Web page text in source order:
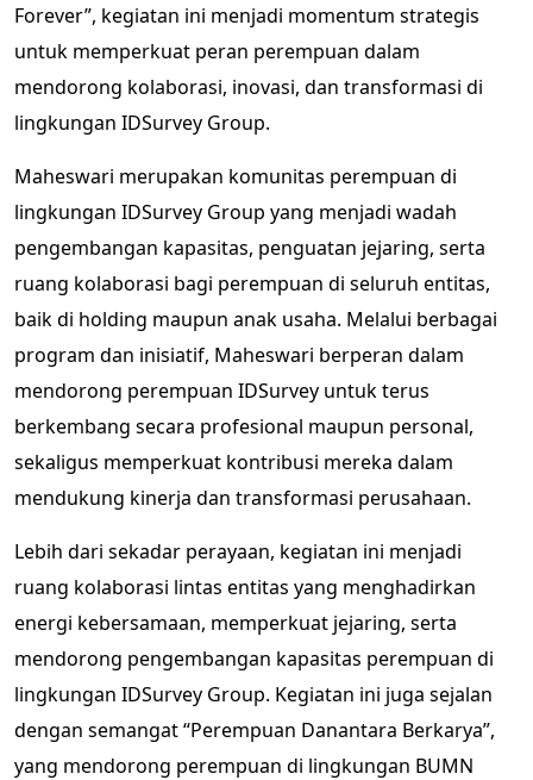
Forever”, kegiatan ini menjadi momentum strategis
untuk memperkuat peran perempuan dalam
mendorong kolaborasi, inovasi, dan transformasi di
lingkungan IDSurvey Group.
Maheswari merupakan komunitas perempuan di
lingkungan IDSurvey Group yang menjadi wadah
pengembangan kapasitas, penguatan jejaring, serta
ruang kolaborasi bagi perempuan di seluruh entitas,
baik di holding maupun anak usaha. Melalui berbagai
program dan inisiatif, Maheswari berperan dalam
mendorong perempuan IDSurvey untuk terus
berkembang secara profesional maupun personal,
sekaligus memperkuat kontribusi mereka dalam
mendukung kinerja dan transformasi perusahaan.
Lebih dari sekadar perayaan, kegiatan ini menjadi
ruang kolaborasi lintas entitas yang menghadirkan
energi kebersamaan, memperkuat jejaring, serta
mendorong pengembangan kapasitas perempuan di
lingkungan IDSurvey Group. Kegiatan ini juga sejalan
dengan semangat “Perempuan Danantara Berkarya”,
yang mendorong perempuan di lingkungan BUMN